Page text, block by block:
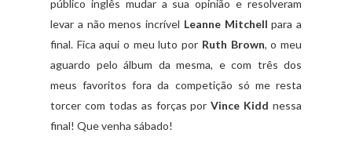
público inglês mudar a sua opinião e resolveram
levar a não menos incrível Leanne Mitchellpara a
final. Fica aqui o meu luto por Ruth Brown, o meu
aguardo pelo álbum da mesma, e com três dos
meus favoritos fora da competição só me resta
torcer com todas as forças porVince Kidd nessa
final! Que venha sábado!